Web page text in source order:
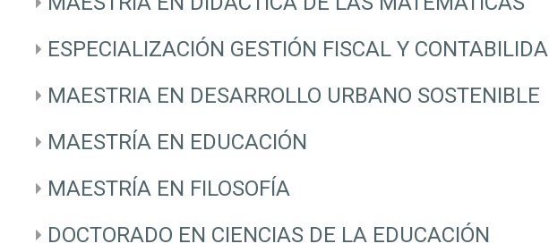
ESPECIALIZACIÓN GESTIÓN FISCAL Y
MAESTRIA EN DESARROLLO URBANO SOSTENIBLE
MAESTRÍA EN EDUCACIÓN
MAESTRÍA EN FILOSOFÍA
DOCTORADO EN CIENCIAS DE LA EDUCACIÓN